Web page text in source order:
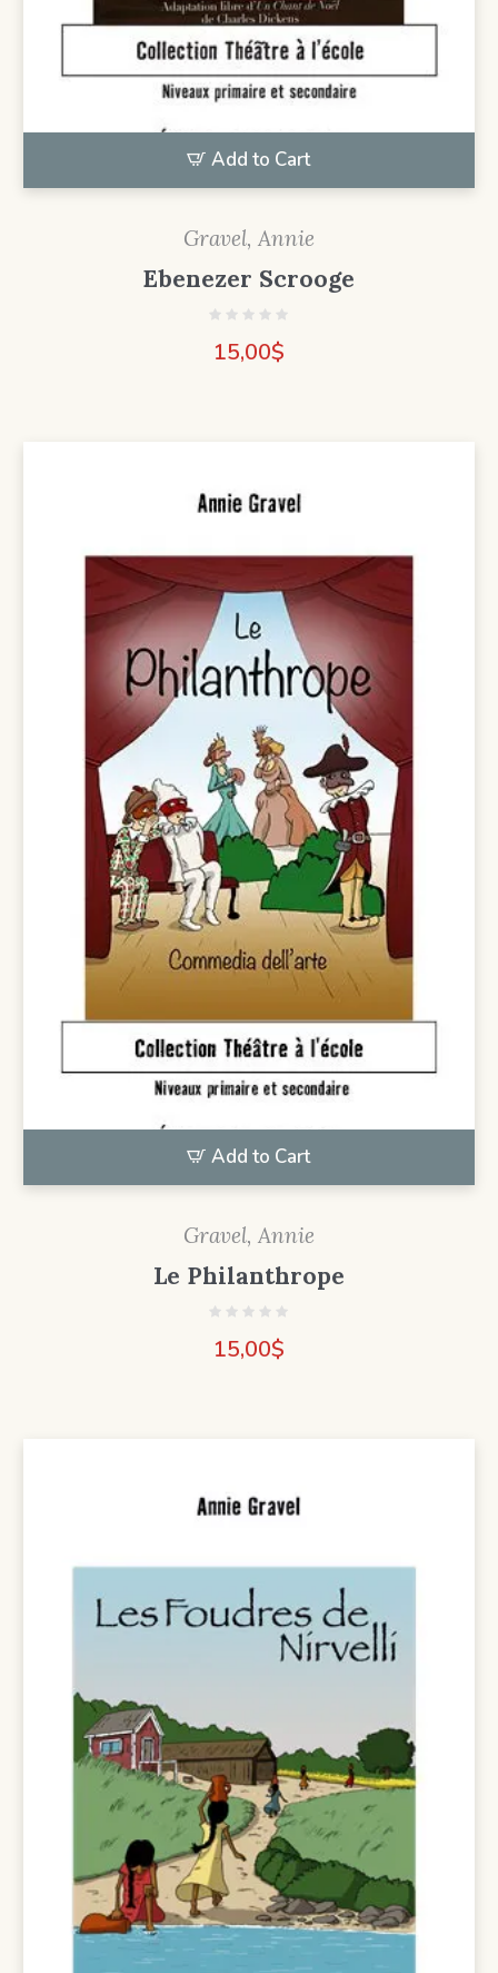
Add to Cart
Gravel, Annie
Ebenezer Scrooge
15,00$
Add to Cart
Gravel, Annie
Le Philanthrope
15,00$